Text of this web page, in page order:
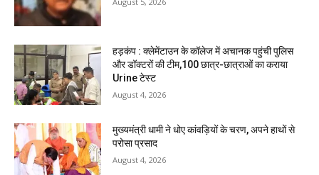
हड़कंप : क्लेमेंटाउन के कॉलेज में अचानक पहुंची पुलिस
और डॉक्टरों की टीम,100 छात्र-छात्राओं का कराया
Urine टेस्ट
August 4, 2026
मुख्यमंत्री धामी ने धोए कांवड़ियों के चरण, अपने हाथों से
परोसा प्रसाद
August 4, 2026